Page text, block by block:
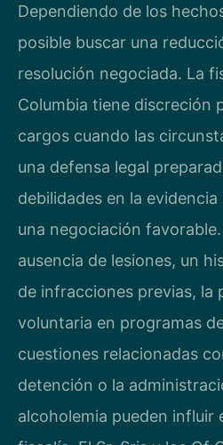
Dependiendo de los
posible buscar una
resolución negociada. La
Columbia tiene discreción
cargos cuando las
una defensa legal
debilidades en la
una negociación
ausencia de lesiones, un
de infracciones previas, la
voluntaria en programas
cuestiones relacionadas
detención o la
alcoholemia pueden influir